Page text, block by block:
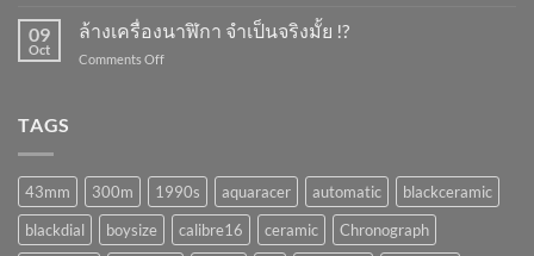
!?เครื่อง
พัง
ถ้า
09
Oct
ล้างเครื่องนาฬิกา จำเป็นจริงมั้ย !?
Comments Offon
มั้ย
!?
TAGS
43mm 300m 1990s aquaracer automatic
blackceramic
blackdial
boysize calibre16 ceramic
Chronograph